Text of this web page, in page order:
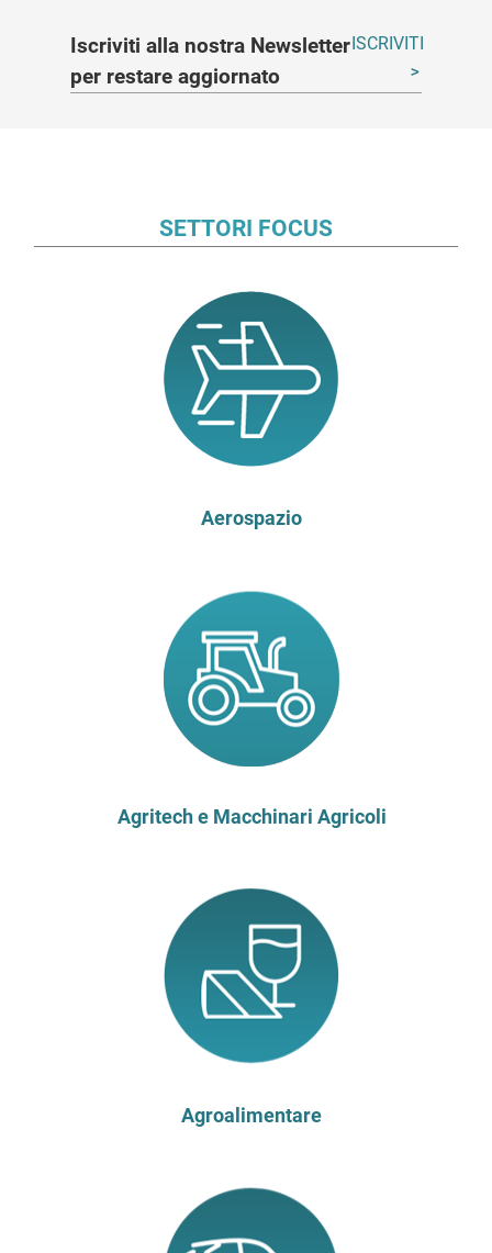
Iscriviti alla nostra Newsletter
per restare aggiornato
ISCRIVITI
SETTORI FOCUS
Aerospazio
Agritech e Macchinari Agricoli
Agroalimentare